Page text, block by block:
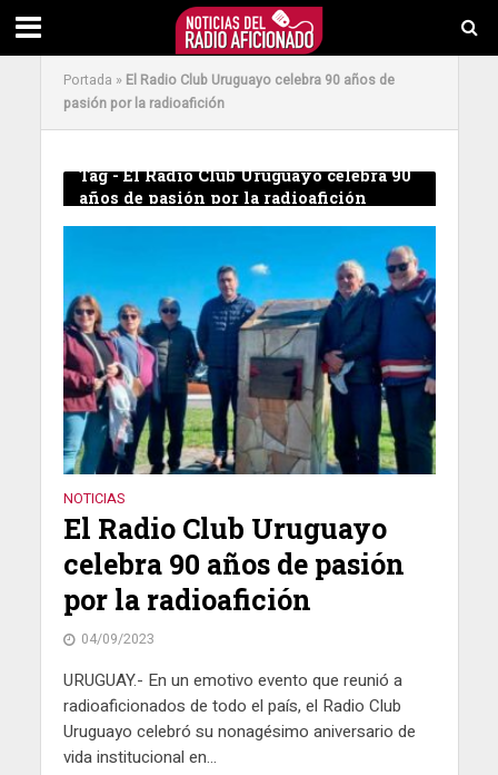
Portada » El Radio Club Uruguayo celebra 90 años de
pasión por la radioafición
Tag - El Radio Club Uruguayo celebra 90
años de pasión por la radioafición
NOTICIAS
El Radio Club Uruguayo
celebra 90 años de pasión
por la radioafición
04/09/2023
URUGUAY.- En un emotivo evento que reunió a
radioaficionados de todo el país, el Radio Club
Uruguayo celebró su nonagésimo aniversario de
vida institucional en...